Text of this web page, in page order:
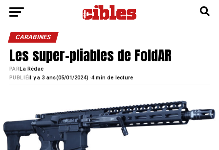
CARABINES
Les super-pliables de FoldAR
PUBLIÉil y a 3 ans 05/01/2024) ·4 min de lecture
PARLa Rédac